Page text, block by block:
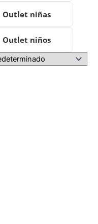
Outlet niñas
Outlet niños